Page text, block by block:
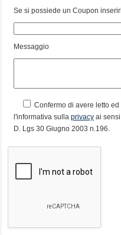
Se si possiede un Coupon
Messaggio
Confermo di avere letto ed
l'informativa sulla privacy ai
D. Lgs 30 Giugno 2003 n.196.